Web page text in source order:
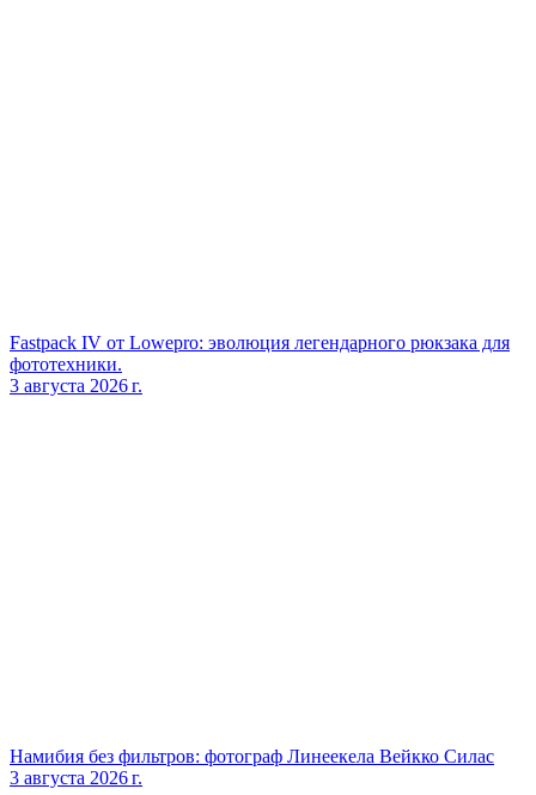
Fastpack IV от Lowepro: эволюция легендарного рюкзака для
фототехники.
3 августа 2026 г.
Намибия без фильтров: фотограф Линеекела Вейкко Силас
3 августа 2026 г.